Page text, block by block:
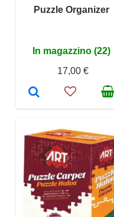
Puzzle Organizer
In magazzino (22)
17,00 €